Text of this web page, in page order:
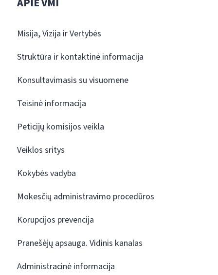
Misija, Vizija ir Vertybės
Struktūra ir kontaktinė informacija
Konsultavimasis su visuomene
Teisinė informacija
Peticijų komisijos veikla
Veiklos sritys
Kokybės vadyba
Mokesčių administravimo procedūros
Korupcijos prevencija
Pranešėjų apsauga. Vidinis kanalas
Administracinė informacija